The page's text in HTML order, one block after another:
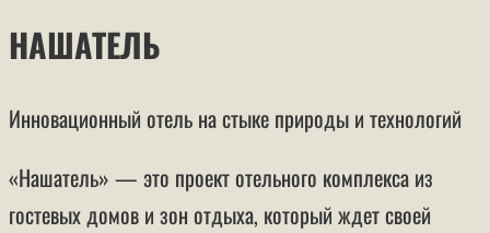
НАШАТЕЛЬ
Инновационный отель на стыке природы и технологий
«Нашатель» — это проект отельного комплекса из
гостевых домов и зон отдыха, который ждет своей